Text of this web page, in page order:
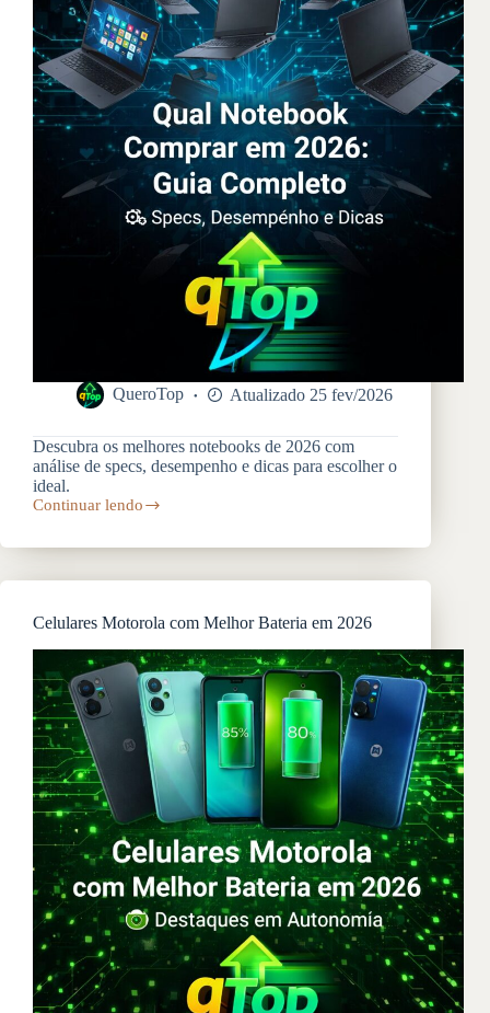
QueroTop Atualizado 25 fev/2026
Descubra os melhores notebooks de 2026 com
análise de specs, desempenho e dicas para escolher o
ideal.
Continuar lendo
Qual
Comprar
Completo
Celulares Motorola com Melhor Bateria em 2026